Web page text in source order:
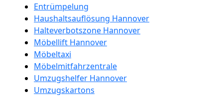
Entrümpelung
Haushaltsauflösung Hannover
Halteverbotszone Hannover
Möbellift Hannover
Möbeltaxi
Möbelmitfahrzentrale
Umzugshelfer Hannover
Umzugskartons